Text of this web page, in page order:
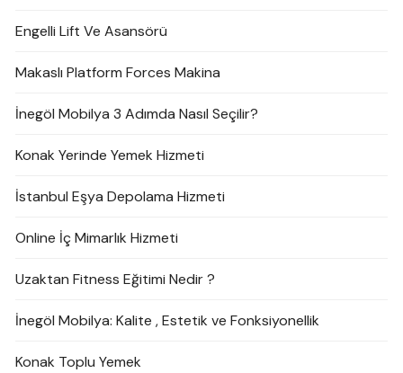
Engelli Lift Ve Asansörü
Makaslı Platform Forces Makina
İnegöl Mobilya 3 Adımda Nasıl Seçilir?
Konak Yerinde Yemek Hizmeti
İstanbul Eşya Depolama Hizmeti
Online İç Mimarlık Hizmeti
Uzaktan Fitness Eğitimi Nedir ?
İnegöl Mobilya: Kalite , Estetik ve Fonksiyonellik
Konak Toplu Yemek